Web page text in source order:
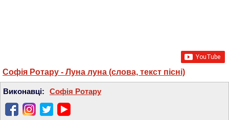
Софія Ротару - Луна луна (слова, текст пісні)
Виконавці: Софія Ротару